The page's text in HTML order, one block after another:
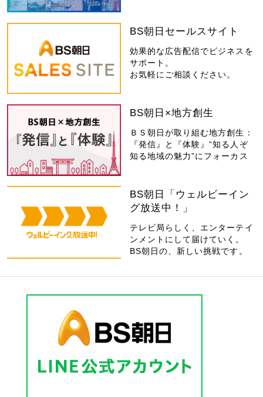
BS朝日セールスサイト
効果的な広告配信でビジネスを
サポート。
お気軽にご相談ください。
BS朝日×地方創生
ＢＳ朝日が取り組む地方創生：
『発信』と『体験』“知る人ぞ
知る地域の魅力”にフォーカス
BS朝日「ウェルビーイン
グ放送中！」
テレビ局らしく、エンターテイ
ンメントにして届けていく。
BS朝日の、新しい挑戦です。